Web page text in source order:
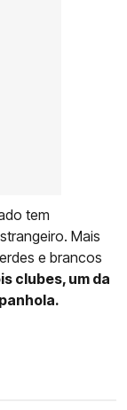
tem
Mais
e brancos
clubes, um da